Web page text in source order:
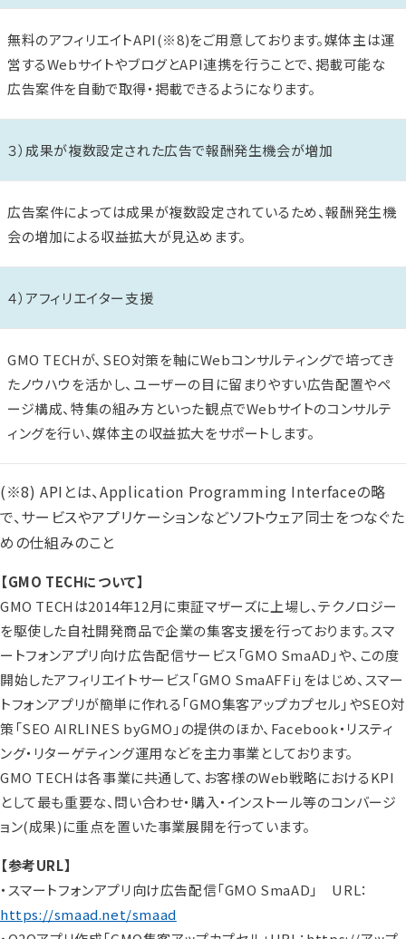
無料のアフィリエイトAPI(※8)をご用意しております。媒体主は運
営するWebサイトやブログとAPI連携を行うことで、掲載可能な
広告案件を自動で取得・掲載できるようになります。
３）成果が複数設定された広告で報酬発生機会が増加
広告案件によっては成果が複数設定されているため、報酬発生機
会の増加による収益拡大が見込めます。
４）アフィリエイター支援
GMO TECHが、SEO対策を軸にWebコンサルティングで培ってき
たノウハウを活かし、ユーザーの目に留まりやすい広告配置やペ
ージ構成、特集の組み方といった観点でWebサイトのコンサルテ
ィングを行い、媒体主の収益拡大をサポートします。
(※8) APIとは、Application Programming Interfaceの略
で、サービスやアプリケーションなどソフトウェア同士をつなぐた
めの仕組みのこと
【GMO TECHについて】
GMO TECHは2014年12月に東証マザーズに上場し、テクノロジー
を駆使した自社開発商品で企業の集客支援を行っております。スマ
ートフォンアプリ向け広告配信サービス「GMO SmaAD」や、この度
開始したアフィリエイトサービス「GMO SmaAFFi」をはじめ、スマー
トフォンアプリが簡単に作れる「GMO集客アップカプセル」やSEO対
策「SEO AIRLINES byGMO」の提供のほか、Facebook・リスティ
ング・リターゲティング運用などを主力事業としております。
GMO TECHは各事業に共通して、お客様のWeb戦略におけるKPI
として最も重要な、問い合わせ・購入・インストール等のコンバージ
ョン(成果)に重点を置いた事業展開を行っています。
【参考URL】
・スマートフォンアプリ向け広告配信「GMO SmaAD」 URL：
https://smaad.net/smaad